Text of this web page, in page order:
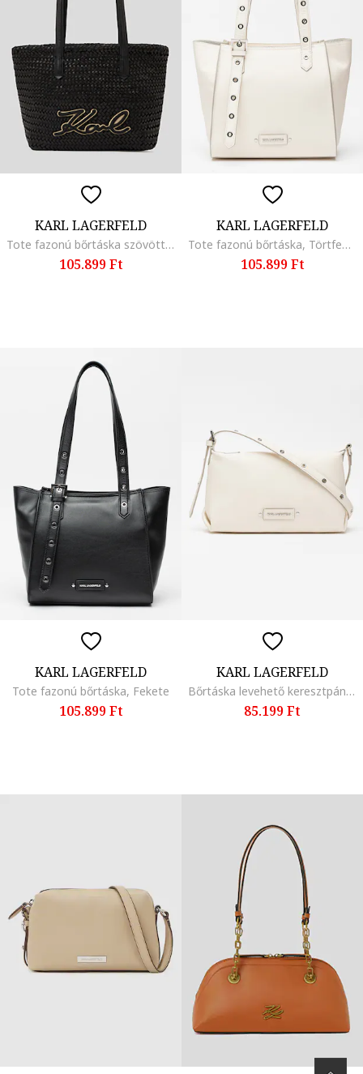
KARL LAGERFELD
Tote fazonú bőrtáska szövött dizájnnal, Fekete
105.899 Ft
KARL LAGERFELD
Tote fazonú bőrtáska, Törtfehér
105.899 Ft
KARL LAGERFELD
Tote fazonú bőrtáska, Fekete
105.899 Ft
KARL LAGERFELD
Bőrtáska levehető keresztpánttal, Törtfehér
85.199 Ft